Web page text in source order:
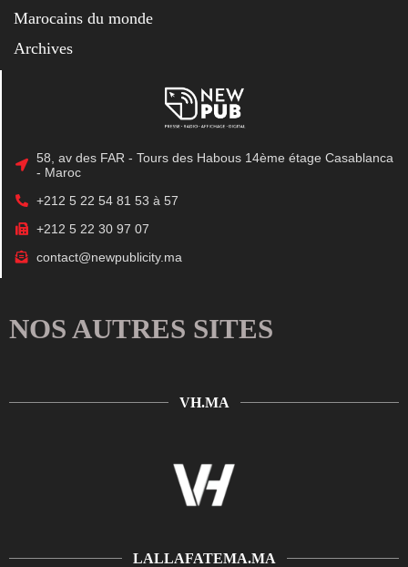
Marocains du monde
Archives
58, av des FAR - Tours des Habous 14ème étage Casablanca
- Maroc
+212 5 22 54 81 53 à 57
+212 5 22 30 97 07
contact@newpublicity.ma
NOS AUTRES SITES
VH.MA
LALLAFATEMA.MA